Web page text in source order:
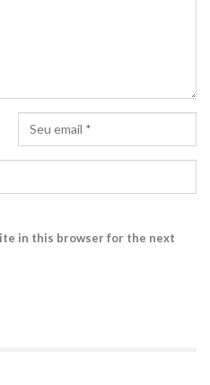
in this browser for the next